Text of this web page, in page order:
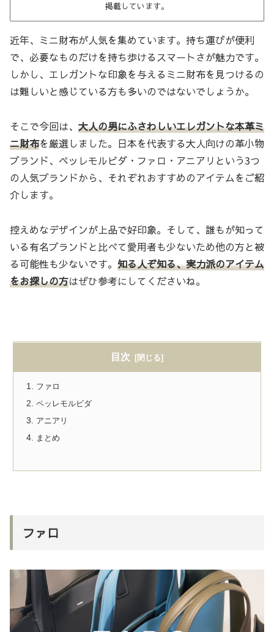
掲載しています。
近年、ミニ財布が人気を集めています。持ち運びが便利
で、必要なものだけを持ち歩けるスマートさが魅力です。
しかし、エレガントな印象を与えるミニ財布を見つけるの
は難しいと感じている方も多いのではないでしょうか。
そこで今回は、 大人の男にふさわしいエレガントな本革ミ
ニ財布を厳選しました。日本を代表する大人向けの革小物
ブランド、ペッレモルビダ・ファロ・アニアリという3つ
の人気ブランドから、それぞれおすすめのアイテムをご紹
介します。
控えめなデザインが上品で好印象。そして、誰もが知って
いる有名ブランドと比べて愛用者も少ないため他の方と被
る可能性も少ないです。 知る人ぞ知る、実力派のアイテム
をお探しの方はぜひ参考にしてくださいね。
目次
ファロ
ペッレモルビダ
アニアリ
まとめ
ファロ